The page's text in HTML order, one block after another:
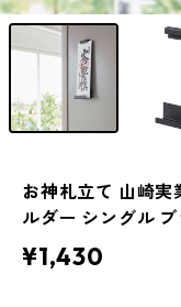
お神札立て 山崎
ルダー シングル
¥1,430